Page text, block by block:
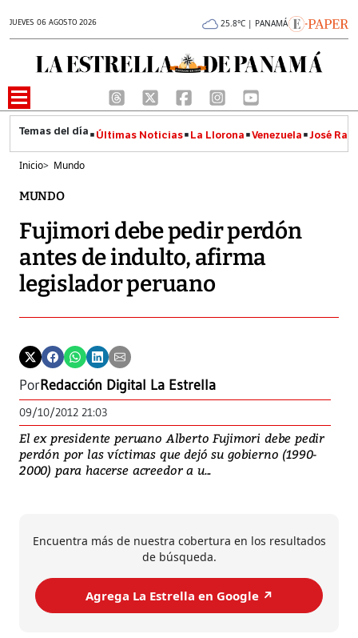
JUEVES 06 AGOSTO 2026 25.8°C | PANAMÁ
Últimas Noticias La Llorona Venezuela José
Inicio> Mundo
MUNDO
Fujimori debe pedir perdón
antes de indulto, afirma
legislador peruano
PorRedacción Digital La Estrella
09/10/2012 21:03
El ex presidente peruano Alberto Fujimori debe pedir
perdón por las víctimas que dejó su gobierno (1990-
2000) para hacerse acreedor a u...
Encuentra más de nuestra cobertura en los resultados
de búsqueda.
Agrega La Estrella en Google ↗️